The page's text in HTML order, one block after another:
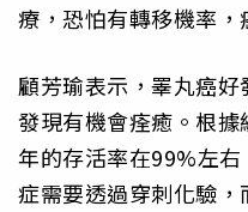
療，恐怕有轉移機率，
顧芳瑜表示，睪丸癌
發現有機會痊癒。根
年的存活率在99%左
症需要透過穿刺化驗，